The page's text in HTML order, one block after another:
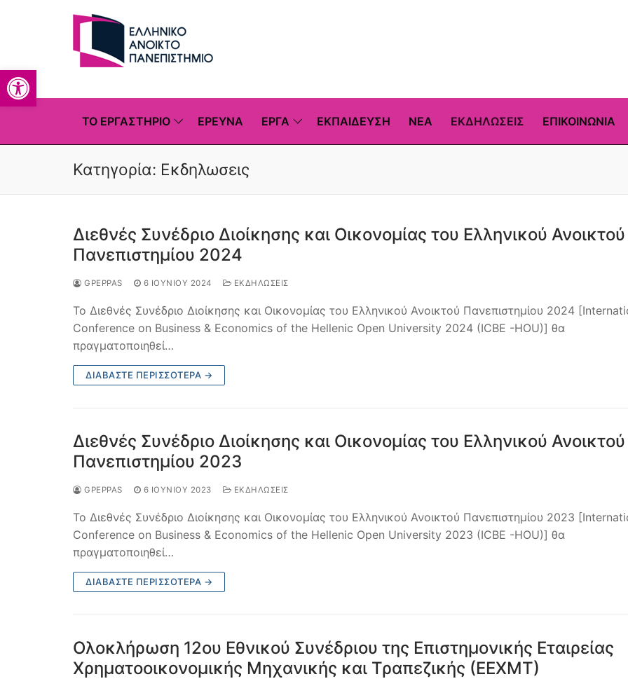
Ανοίξτε τη γραμμή εργαλείων
ΤΟ ΕΡΓΑΣΤΉΡΙΟ ΈΡΕΥΝΑ ΕΡΓΑ ΕΚΠΑΊΔΕΥΣΗ ΝΕΑ ΕΚΔΗΛΩΣΕΙΣ ΕΠΙΚΟΙΝΩΝΊΑ
Κατηγορία: Εκδηλωσεις
Διεθνές Συνέδριο Διοίκησης και Οικονομίας του Ελληνικού Ανοικτού
Πανεπιστημίου 2024
GPEPPAS 6 ΙΟΥΝΊΟΥ 2024 ΕΚΔΗΛΩΣΕΙΣ
To Διεθνές Συνέδριο Διοίκησης και Οικονομίας του Ελληνικού Ανοικτού Πανεπιστημίου 2024
Conference on Business & Economics of the Hellenic Open University 2024 (ICBE -HOU)] θα
πραγματοποιηθεί…
ΔΙΑΒΆΣΤΕ ΠΕΡΙΣΣΌΤΕΡΑ →
Διεθνές Συνέδριο Διοίκησης και Οικονομίας του Ελληνικού Ανοικτού
Πανεπιστημίου 2023
GPEPPAS 6 ΙΟΥΝΊΟΥ 2023 ΕΚΔΗΛΩΣΕΙΣ
To Διεθνές Συνέδριο Διοίκησης και Οικονομίας του Ελληνικού Ανοικτού Πανεπιστημίου 2023
Conference on Business & Economics of the Hellenic Open University 2023 (ICBE -HOU)] θα
πραγματοποιηθεί…
ΔΙΑΒΆΣΤΕ ΠΕΡΙΣΣΌΤΕΡΑ →
Ολοκλήρωση 12ου Εθνικού Συνέδριου της Επιστημονικής Εταιρείας
Χρηματοοικονομικής Μηχανικής και Τραπεζικής (ΕΕΧΜΤ)